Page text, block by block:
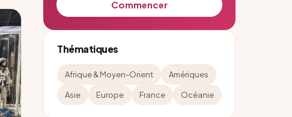
Commencer
Thématiques
Afrique & Moyen-Orient Amériques
Asie Europe France Océanie